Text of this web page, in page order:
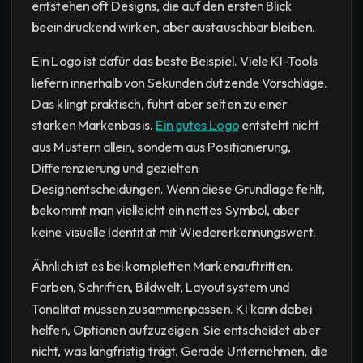
entstehen oft Designs, die auf den ersten Blick
beeindruckend wirken, aber austauschbar bleiben.
Ein Logo ist dafür das beste Beispiel. Viele KI-Tools
liefern innerhalb von Sekunden dutzende Vorschläge.
Das klingt praktisch, führt aber selten zu einer
starken Markenbasis. Ein gutes Logoentsteht nicht
aus Mustern allein, sondern aus Positionierung,
Differenzierung und gezielten
Designentscheidungen. Wenn diese Grundlage fehlt,
bekommt man vielleicht ein nettes Symbol, aber
keine visuelle Identität mit Wiedererkennungswert.
Ähnlich ist es bei kompletten Markenauftritten.
Farben, Schriften, Bildwelt, Layoutsystem und
Tonalität müssen zusammenpassen. KI kann dabei
helfen, Optionen aufzuzeigen. Sie entscheidet aber
nicht, was langfristig trägt. Gerade Unternehmen, die